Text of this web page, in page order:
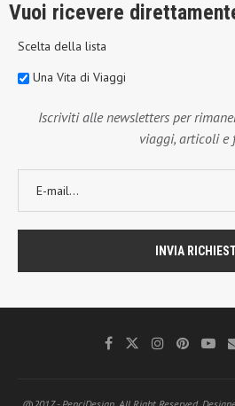
Vuoi ricevere
Scelta della lista
Una Vita di Viaggi
Iscriviti alle newsletters per
viaggi, articoli e